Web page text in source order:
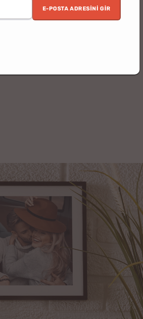
E-POSTA ADRESINI GIR